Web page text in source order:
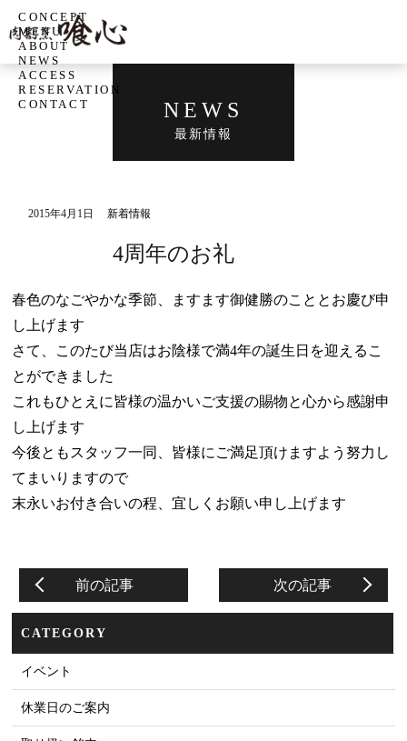
CONCEPT
MENU
ABOUT
NEWS
ACCESS
RESERVATION
CONTACT
NEWS
最新情報
2015年4月1日 新着情報
4周年のお礼
春色のなごやかな季節、ますます御健勝のこととお慶び申
し上げます
さて、このたび当店はお陰様で満4年の誕生日を迎えるこ
とができました
これもひとえに皆様の温かいご支援の賜物と心から感謝申
し上げます
今後ともスタッフ一同、皆様にご満足頂けますよう努力し
てまいりますので
末永いお付き合いの程、宜しくお願い申し上げます
前の記事 次の記事
CATEGORY
イベント
休業日のご案内